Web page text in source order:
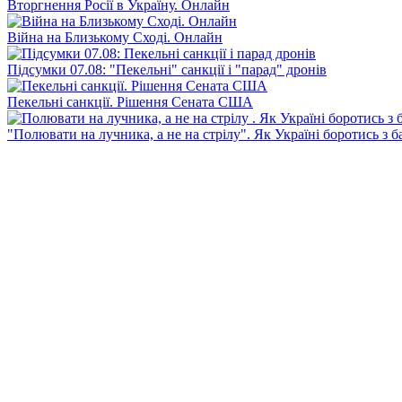
Вторгнення Росії в Україну. Онлайн
Війна на Близькому Сході. Онлайн
Підсумки 07.08: "Пекельні" санкції і "парад" дронів
Пекельні санкції. Рішення Сената США
"Полювати на лучника, а не на стрілу". Як Україні боротись з